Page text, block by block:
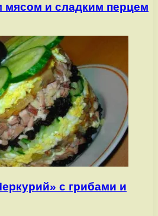
мясом и сладким перцем
с грибами и